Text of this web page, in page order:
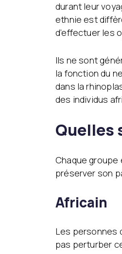
durant leur
ethnie est
d’effectuer les
Ils ne sont
la fonction du
dans la
des individus
Quelles
Chaque
préserver son
Africain
Les personnes
pas perturber